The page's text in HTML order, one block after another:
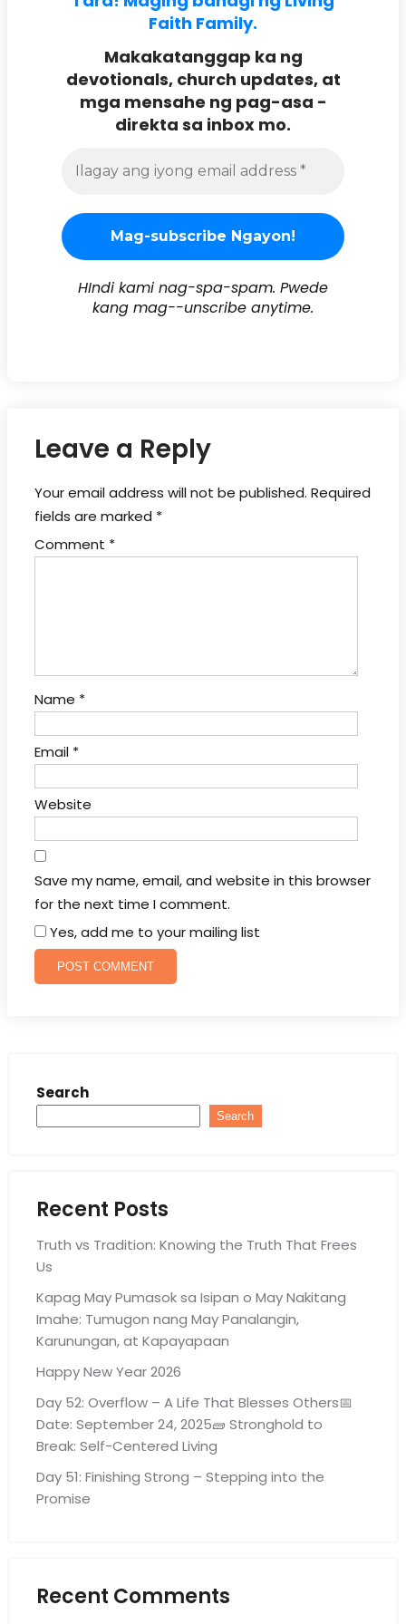
Faith Family.
Makakatanggap ka ng
devotionals, church updates, at
mga mensahe ng pag-asa -
direkta sa inbox mo.
HIndi kami nag-spa-spam. Pwede
kang mag--unscribe anytime.
Leave a Reply
Your email address will not be published. Required
fields are marked *
Comment *
Name *
Email *
Website
Save my name, email, and website in this browser
for the next time I comment.
Yes, add me to your mailing list
Search
Search
Recent Posts
Truth vs Tradition: Knowing the Truth That Frees
Us
Kapag May Pumasok sa Isipan o May Nakitang
Imahe: Tumugon nang May Panalangin,
Karunungan, at Kapayapaan
Happy New Year 2026
Day 52: Overflow – A Life That Blesses Others📅
Date: September 24, 2025🧱 Stronghold to
Break: Self-Centered Living
Day 51: Finishing Strong – Stepping into the
Promise
Recent Comments